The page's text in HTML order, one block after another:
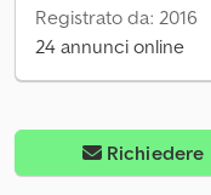
Registrato da: 2016
24 annunci online
Richiedere